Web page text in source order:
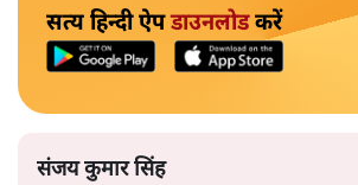
सत्य हिन्दी ऐपडाउनलोडकरें
संजय कुमार सिंह